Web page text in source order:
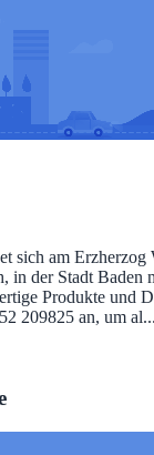
sich am
in der Stadt Baden
Produkte und
209825 an, um al...